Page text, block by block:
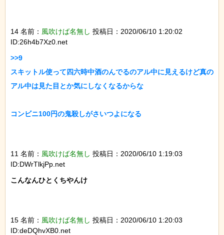
14 名前： 風吹けば名無し 投稿日：2020/06/10 1:20:02
ID:26h4b7Xz0.net
>>9
スキットル使って四六時中酒のんでるのアル中に見えるけど真の
アル中は見た目とか気にしなくなるからな
コンビニ100円の鬼殺しがさいつよになる
11 名前： 風吹けば名無し 投稿日：2020/06/10 1:19:03
ID:DWrTlkjPp.net
こんなんひとくちやんけ
15 名前： 風吹けば名無し 投稿日：2020/06/10 1:20:03
ID:deDQhvXB0.net